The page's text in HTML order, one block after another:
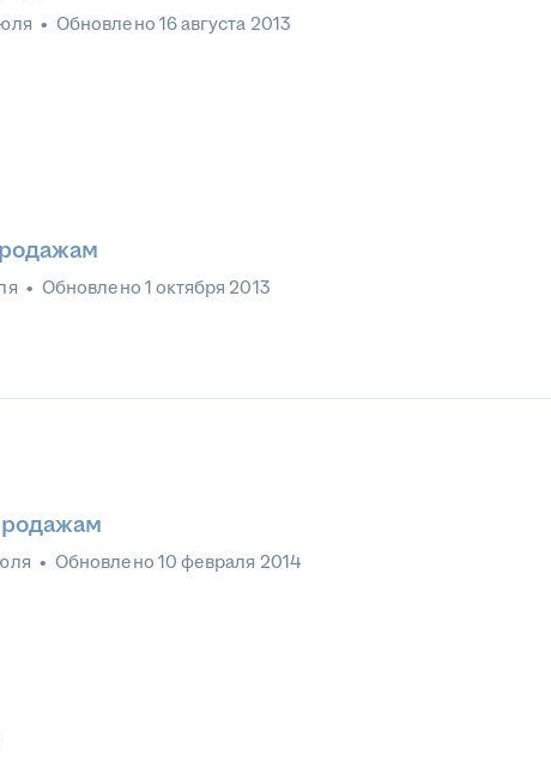
• Обновлено 16 августа 2013
• Обновлено 1 октября 2013
• Обновлено 10 февраля 2014